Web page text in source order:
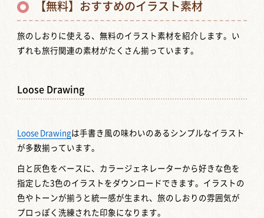
【無料】おすすめのイラスト素材
旅のしおりに使える、無料のイラスト素材を紹介します。い
ずれも旅行関連の素材がたくさん揃っています。
Loose Drawing
Loose Drawingは手書き風の味わいのあるシンプルなイラスト
が多数揃っています。
白と灰色をベースに、カラージェネレーターから好きな色を
指定した3色のイラストをダウンロードできます。イラストの
色やトーンが揃うと統一感が生まれ、旅のしおりの雰囲気が
プロっぽく洗練された印象になります。